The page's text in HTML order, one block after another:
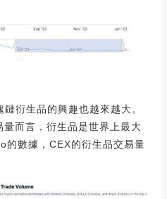
衍生品的興趣也越來越大。
而言，衍生品是世界上最大
的數據，CEX的衍生品交易量